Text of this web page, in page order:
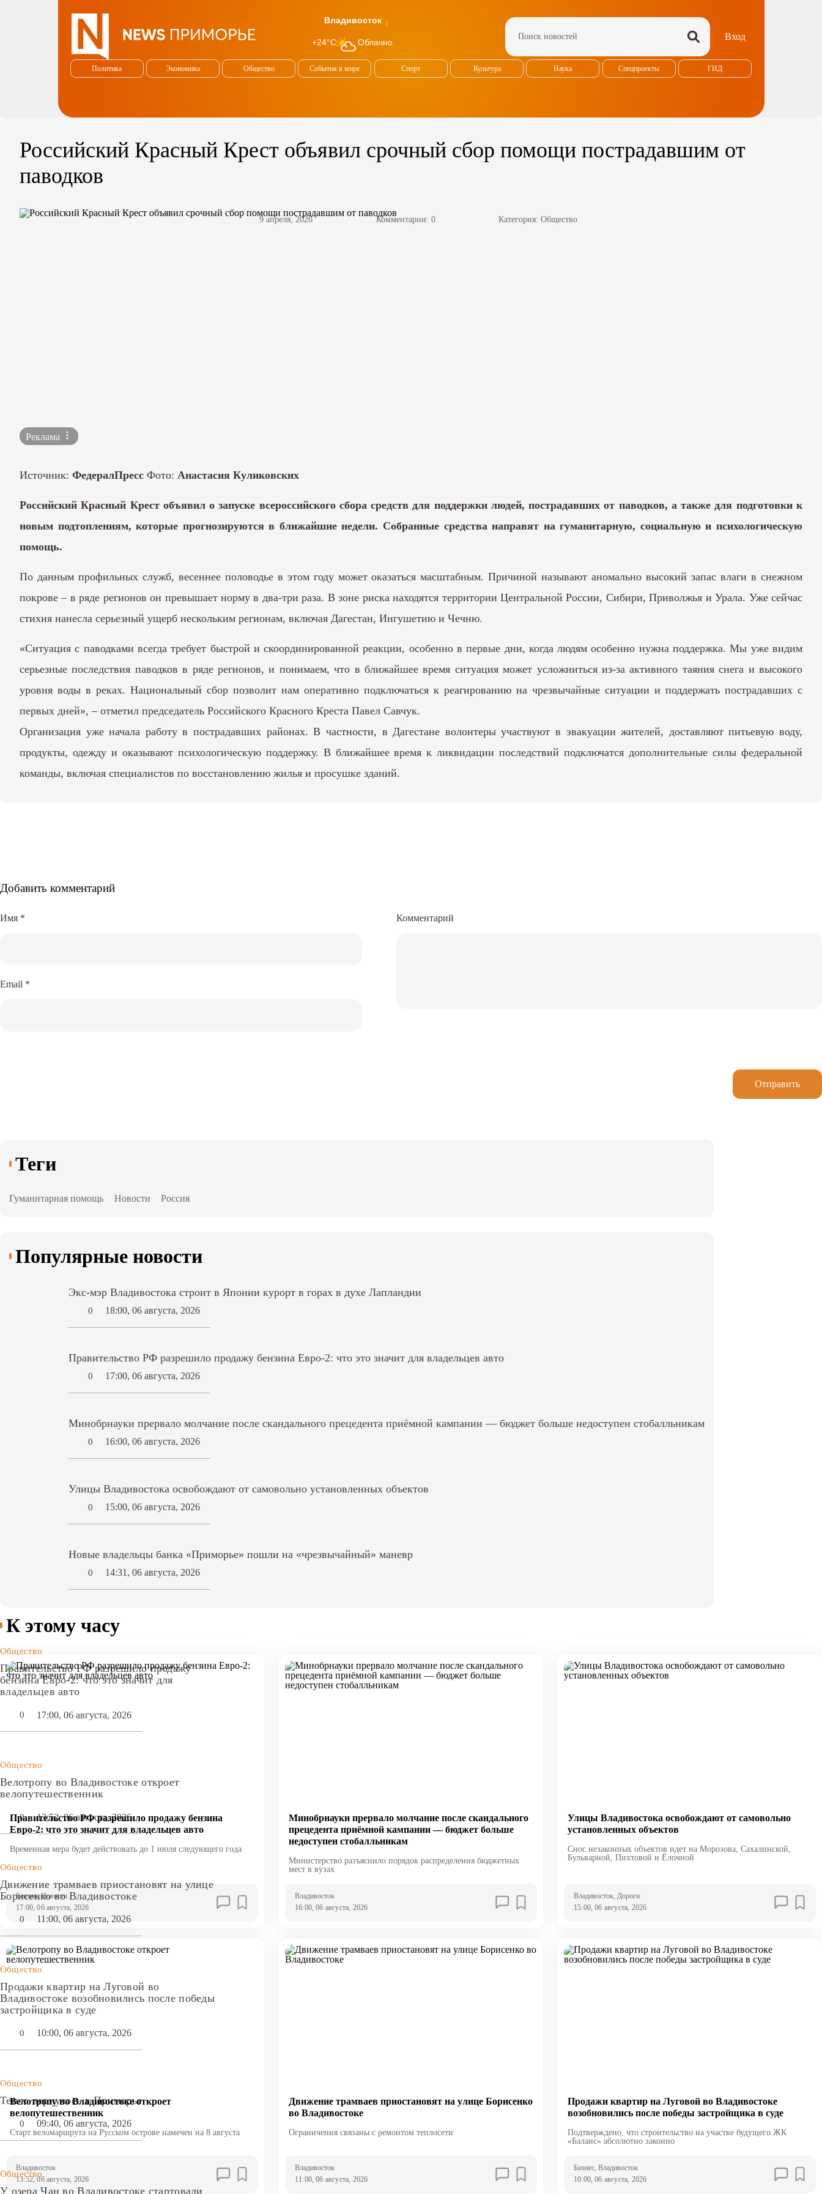
Владивосток
+24°C Облачно
Вход
Политика Экономика Общество События в мире Спорт Культура Наука Спецпроекты ГИД
Российский Красный Крест объявил срочный сбор помощи пострадавшим от
паводков
9 апреля, 2026 Комментарии: 0 Категория: Общество
Реклама
Источник: ФедералПресс Фото: Анастасия Куликовских
Российский Красный Крест объявил о запуске всероссийского сбора средств для поддержки людей, пострадавших от паводков, а также для подготовки к
новым подтоплениям, которые прогнозируются в ближайшие недели. Собранные средства направят на гуманитарную, социальную и психологическую
помощь.
По данным профильных служб, весеннее половодье в этом году может оказаться масштабным. Причиной называют аномально высокий запас влаги в снежном
покрове – в ряде регионов он превышает норму в два-три раза. В зоне риска находятся территории Центральной России, Сибири, Приволжья и Урала. Уже сейчас
стихия нанесла серьезный ущерб нескольким регионам, включая Дагестан, Ингушетию и Чечню.
«Ситуация с паводками всегда требует быстрой и скоординированной реакции, особенно в первые дни, когда людям особенно нужна поддержка. Мы уже видим
серьезные последствия паводков в ряде регионов, и понимаем, что в ближайшее время ситуация может усложниться из-за активного таяния снега и высокого
уровня воды в реках. Национальный сбор позволит нам оперативно подключаться к реагированию на чрезвычайные ситуации и поддержать пострадавших с
первых дней», – отметил председатель Российского Красного Креста Павел Савчук.
Организация уже начала работу в пострадавших районах. В частности, в Дагестане волонтеры участвуют в эвакуации жителей, доставляют питьевую воду,
продукты, одежду и оказывают психологическую поддержку. В ближайшее время к ликвидации последствий подключатся дополнительные силы федеральной
команды, включая специалистов по восстановлению жилья и просушке зданий.
Добавить комментарий
Комментарий
Имя *
Email *
Отправить
Теги
Гуманитарная помощь Новости Россия
Популярные новости
Экс-мэр Владивостока строит в Японии курорт в горах в духе Лапландии
0 18:00, 06 августа, 2026
Правительство РФ разрешило продажу бензина Евро-2: что это значит для владельцев авто
0 17:00, 06 августа, 2026
Минобрнауки прервало молчание после скандального прецедента приёмной кампании — бюджет больше недоступен стобалльникам
0 16:00, 06 августа, 2026
Улицы Владивостока освобождают от самовольно установленных объектов
0 15:00, 06 августа, 2026
Новые владельцы банка «Приморье» пошли на «чрезвычайный» маневр
0 14:31, 06 августа, 2026
К этому часу
Общество
Правительство РФ разрешило продажу
бензина Евро-2: что это значит для
владельцев авто
0 17:00, 06 августа, 2026
Общество
Велотропу во Владивостоке откроет
велопутешественник
0 13:52, 06 августа, 2026
Общество
Движение трамваев приостановят на улице
Борисенко во Владивостоке
0 11:00, 06 августа, 2026
Общество
Продажи квартир на Луговой во
Владивостоке возобновились после победы
застройщика в суде
0 10:00, 06 августа, 2026
Общество
Тепло вернулось в Приморье
0 09:40, 06 августа, 2026
Общество
У озера Чан во Владивостоке стартовали
Правительство РФ разрешило продажу бензина
Евро-2: что это значит для владельцев авто
Временная мера будет действовать до 1 июля следующего года
Бензин, Новости
17:00, 06 августа, 2026
Минобрнауки прервало молчание после скандального
прецедента приёмной кампании — бюджет больше
недоступен стобалльникам
Министерство разъяснило порядок распределения бюджетных
мест в вузах
Владивосток
16:00, 06 августа, 2026
Улицы Владивостока освобождают от самовольно
установленных объектов
Снос незаконных объектов идет на Морозова, Сахалинской,
Бульварной, Пихтовой и Ёлочной
Владивосток, Дороги
15:00, 06 августа, 2026
Велотропу во Владивостоке откроет
велопутешественник
Старт веломаршрута на Русском острове намечен на 8 августа
Владивосток
13:52, 06 августа, 2026
Движение трамваев приостановят на улице Борисенко
во Владивостоке
Ограничения связаны с ремонтом теплосети
Владивосток
11:00, 06 августа, 2026
Продажи квартир на Луговой во Владивостоке
возобновились после победы застройщика в суде
Подтверждено, что строительство на участке будущего ЖК
«Баланс» абсолютно законно
Бизнес, Владивосток
10:00, 06 августа, 2026